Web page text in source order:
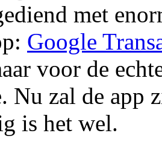
met
Google
voor de
Nu zal de app
is het wel.